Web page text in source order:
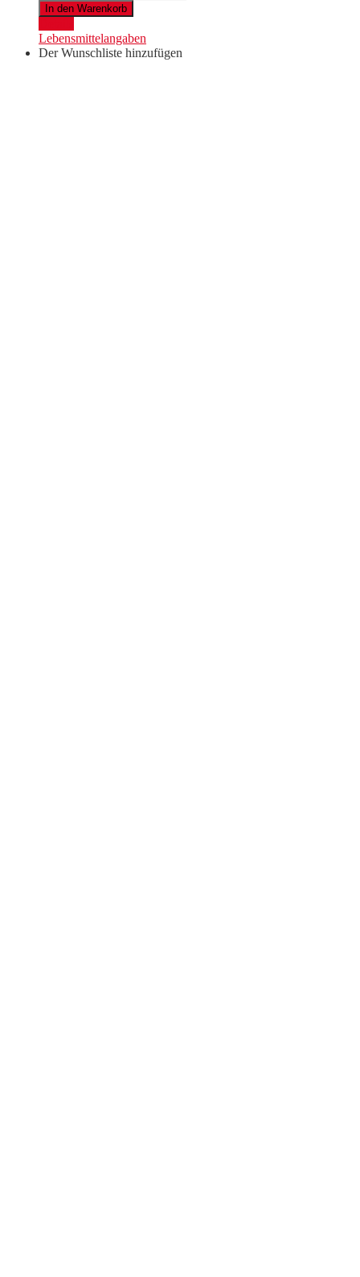
Seestern
2025
Menge
In den Warenkorb
Lebensmittelangaben
Der Wunschliste hinzufügen